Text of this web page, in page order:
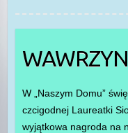
W „Naszym Domu”
czcigodnej Laureatki
wyjątkowa nagroda na